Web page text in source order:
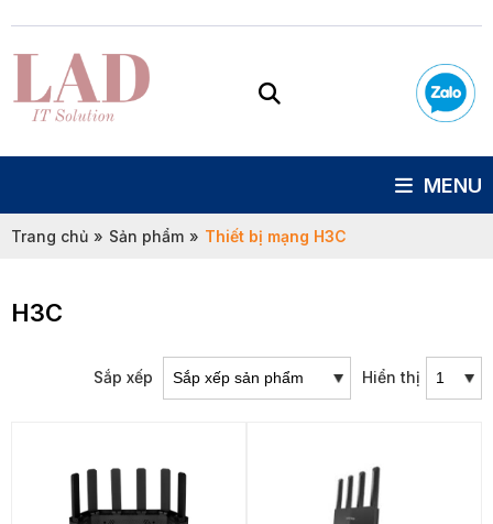
MENU
Trang chủ » Sản phẩm » Thiết bị mạng H3C
H3C
Sắp xếp Hiển thị